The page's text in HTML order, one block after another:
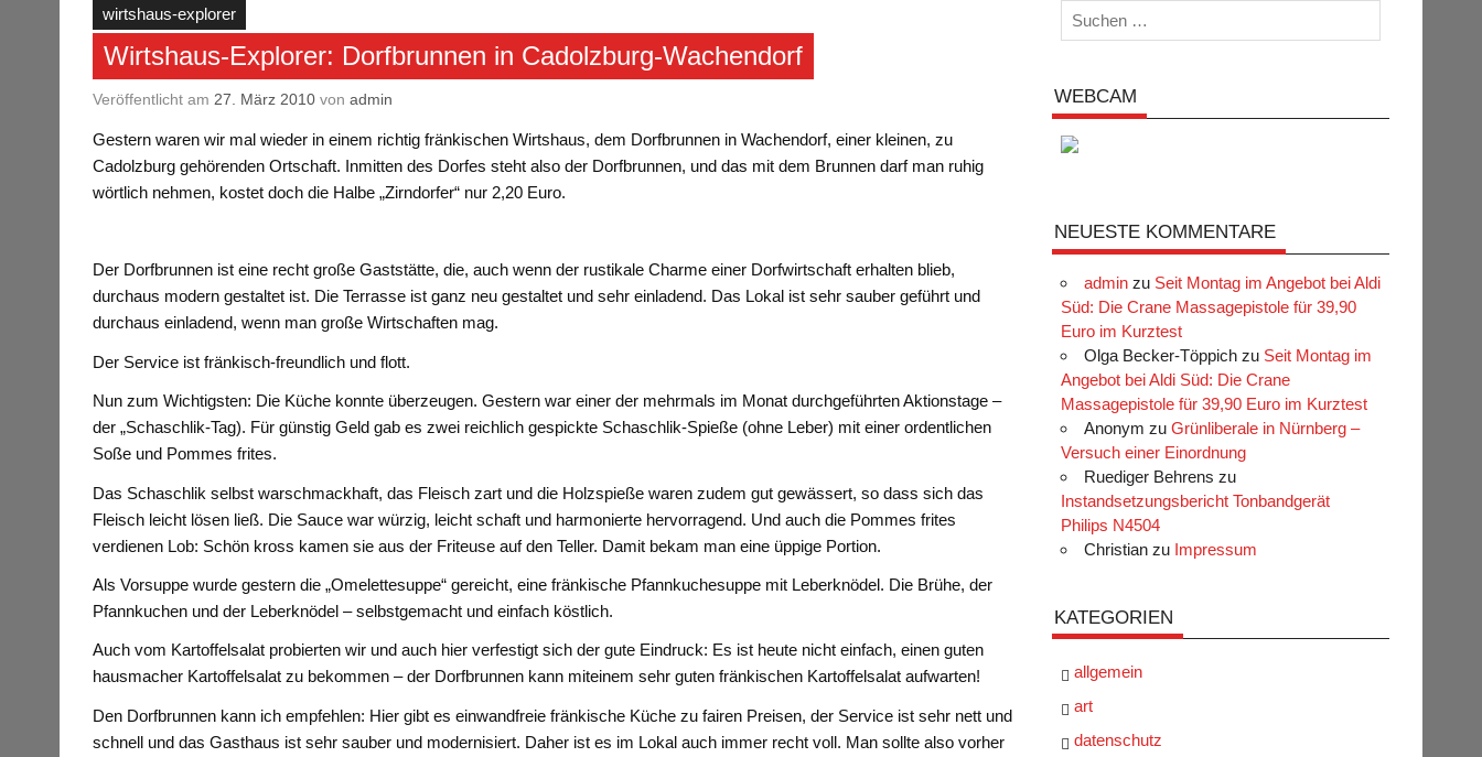
wirtshaus-explorer
Wirtshaus-Explorer: Dorfbrunnen in Cadolzburg-Wachendorf
Veröffentlicht am27. März 2010 vonadmin
Gestern waren wir mal wieder in einem richtig fränkischen Wirtshaus, dem Dorfbrunnen in Wachendorf, einer kleinen, zu
Cadolzburg gehörenden Ortschaft. Inmitten des Dorfes steht also der Dorfbrunnen, und das mit dem Brunnen darf man ruhig
wörtlich nehmen, kostet doch die Halbe „Zirndorfer“ nur 2,20 Euro.
Der Dorfbrunnen ist eine recht große Gaststätte, die, auch wenn der rustikale Charme einer Dorfwirtschaft erhalten blieb,
durchaus modern gestaltet ist. Die Terrasse ist ganz neu gestaltet und sehr einladend. Das Lokal ist sehr sauber geführt und
durchaus einladend, wenn man große Wirtschaften mag.
Der Service ist fränkisch-freundlich und flott.
Nun zum Wichtigsten: Die Küche konnte überzeugen. Gestern war einer der mehrmals im Monat durchgeführten Aktionstage –
der „Schaschlik-Tag). Für günstig Geld gab es zwei reichlich gespickte Schaschlik-Spieße (ohne Leber) mit einer ordentlichen
Soße und Pommes frites.
Das Schaschlik selbst warschmackhaft, das Fleisch zart und die Holzspieße waren zudem gut gewässert, so dass sich das
Fleisch leicht lösen ließ. Die Sauce war würzig, leicht schaft und harmonierte hervorragend. Und auch die Pommes frites
verdienen Lob: Schön kross kamen sie aus der Friteuse auf den Teller. Damit bekam man eine üppige Portion.
Als Vorsuppe wurde gestern die „Omelettesuppe“ gereicht, eine fränkische Pfannkuchesuppe mit Leberknödel. Die Brühe, der
Pfannkuchen und der Leberknödel – selbstgemacht und einfach köstlich.
Auch vom Kartoffelsalat probierten wir und auch hier verfestigt sich der gute Eindruck: Es ist heute nicht einfach, einen guten
hausmacher Kartoffelsalat zu bekommen – der Dorfbrunnen kann miteinem sehr guten fränkischen Kartoffelsalat aufwarten!
Den Dorfbrunnen kann ich empfehlen: Hier gibt es einwandfreie fränkische Küche zu fairen Preisen, der Service ist sehr nett und
schnell und das Gasthaus ist sehr sauber und modernisiert. Daher ist es im Lokal auch immer recht voll. Man sollte also vorher
WEBCAM
NEUESTE KOMMENTARE
adminzu Seit Montag im Angebot bei Aldi
Süd: Die Crane Massagepistole für 39,90
Euro im Kurztest
Olga Becker-Töppichzu Seit Montag im
Angebot bei Aldi Süd: Die Crane
Massagepistole für 39,90 Euro im Kurztest
Anonym zu Grünliberale in Nürnberg –
Versuch einer Einordnung
Ruediger Behrens zu
Instandsetzungsbericht Tonbandgerät
Philips N4504
Christianzu Impressum
KATEGORIEN
allgemein
art
datenschutz